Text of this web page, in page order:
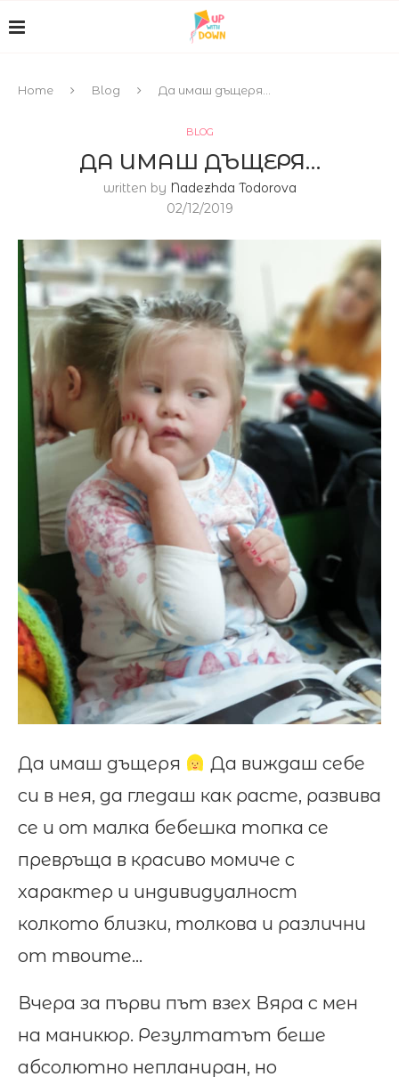
Home Blog Да имаш дъщеря…
BLOG
ДА ИМАШ ДЪЩЕРЯ…
written by Nadezhda Todorova
02/12/2019
Да имаш дъщеря
Да виждаш себе
си в нея, да гледаш как расте, развива
се и от малка бебешка топка се
превръща в красиво момиче с
характер и индивидуалност
колкото близки, толкова и различни
от твоите…
Вчера за първи път взех Вяра с мен
на маникюр. Резултатът беше
абсолютно непланиран, но